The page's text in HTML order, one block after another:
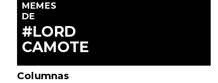
MEMES
DE
#LORD
CAMOTE
Columnas